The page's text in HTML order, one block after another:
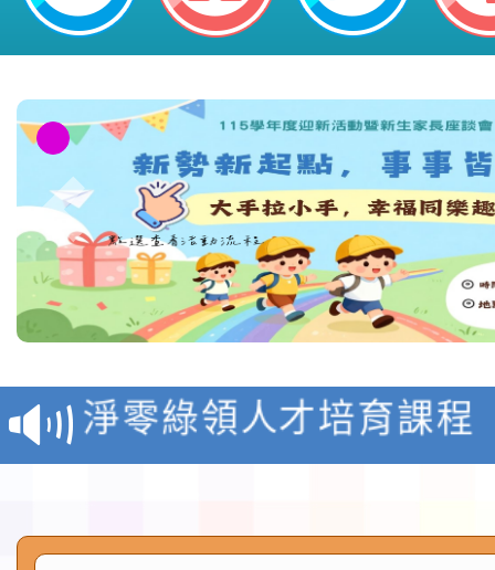
教育部校安中心白海豚
報
淨零綠領人才培育課程
檢送桃園市115學年度
及師生本土語及新住民
115年食農教育專業人